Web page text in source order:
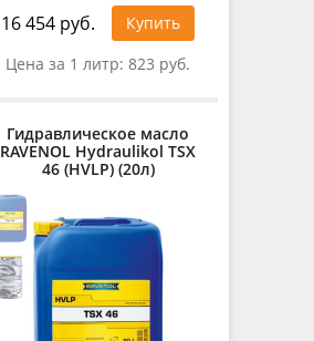
16 454 руб.
Купить
Цена за 1 литр:823 руб.
Гидравлическое масло
RAVENOL Hydraulikol TSX
46 (HVLP) (20л)